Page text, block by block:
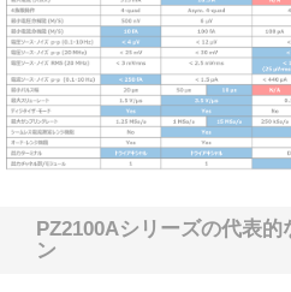
PZ2100Aシリーズの代表的
ン